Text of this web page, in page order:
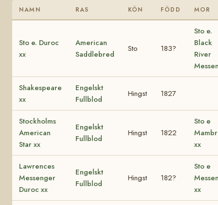
NAMN RAS KÖN FÖDD MOR
Sto e. Duroc
xx
American
Saddlebred
Sto 183?
Sto e.
Black
River
Shakespeare
xx
Engelskt
Fullblod
Hingst 1827
Stockholms
American
Star xx
Engelskt
Fullblod
Hingst 1822
Sto e
xx
Lawrences
Messenger
Duroc xx
Engelskt
Fullblod
Hingst 182?
Sto e
xx